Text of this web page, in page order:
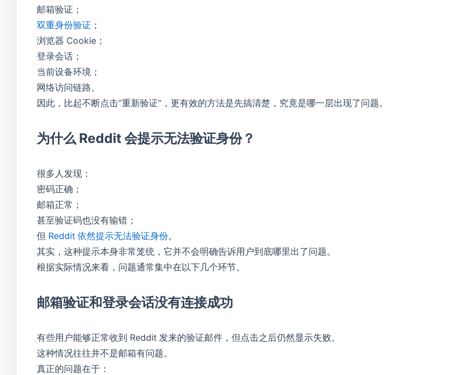
邮箱验证；
双重身份验证 ；
浏览器 Cookie；
登录会话；
当前设备环境；
网络访问链路。
因此，比起不断点击“重新验证”，更有效的方法是先搞清楚，究竟是哪一层出现了问题。
为什么 Reddit 会提示无法验证身份？
很多人发现：
密码正确；
邮箱正常；
甚至验证码也没有输错；
但 Reddit 依然提示无法验证身份。
其实，这种提示本身非常笼统，它并不会明确告诉用户到底哪里出了问题。
根据实际情况来看，问题通常集中在以下几个环节。
邮箱验证和登录会话没有连接成功
有些用户能够正常收到 Reddit 发来的验证邮件，但点击之后仍然显示失败。
这种情况往往并不是邮箱有问题。
真正的问题在于：